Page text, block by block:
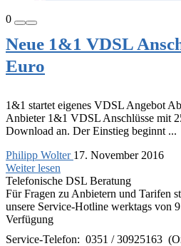
0
Neue 1&1 VDSL
Euro
1&1 startet eigenes VDSL Angebot
Anbieter 1&1 VDSL Anschlüsse mit
Download an. Der Einstieg beginnt ...
Philipp Wolter 17. November 2016
Weiter lesen
Telefonische DSL Beratung
Für Fragen zu Anbietern und Tarifen
unsere Service-Hotline werktags von
Verfügung
Service-Telefon: 0351 / 30925163